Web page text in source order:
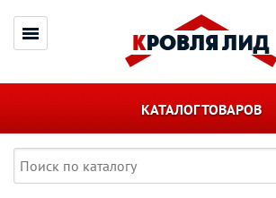
КАТАЛОГ ТОВАРОВ